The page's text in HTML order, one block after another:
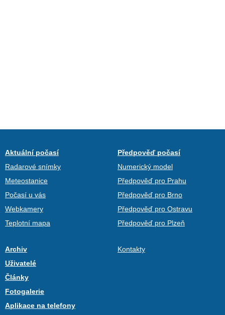
Aktuální počasí
Radarové snímky
Meteostanice
Počasí u vás
Webkamery
Teplotní mapa
Předpověď počasí
Numerický model
Předpověď pro Prahu
Předpověď pro Brno
Předpověď pro Ostravu
Předpověď pro Plzeň
Archiv
Uživatelé
Články
Fotogalerie
Aplikace na telefony
Kontakty